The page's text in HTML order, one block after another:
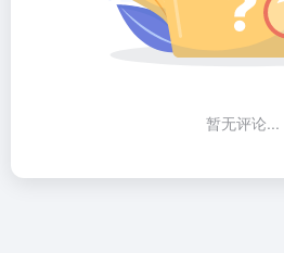
暂无评论...